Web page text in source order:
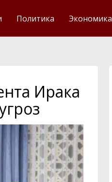
Политика Экономика
Ирака